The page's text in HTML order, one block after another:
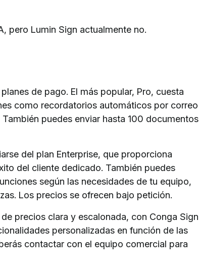
pero Lumin Sign actualmente no.
de pago. El más popular, Pro, cuesta
como recordatorios automáticos por correo
puedes enviar hasta 100 documentos
del plan Enterprise, que proporciona
del cliente dedicado. También puedes
según las necesidades de tu equipo,
Los precios se ofrecen bajo petición.
precios clara y escalonada, con Conga Sign
personalizadas en función de las
contactar con el equipo comercial para